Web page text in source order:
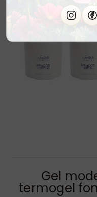
Gel
termogel